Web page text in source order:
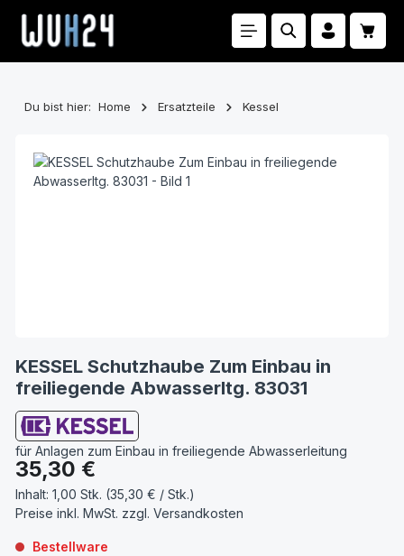
Zum Hauptinhalt springen
Du bist hier: Home Ersatzteile Kessel
KESSEL Schutzhaube Zum Einbau in
freiliegende Abwasserltg. 83031
für Anlagen zum Einbau in freiliegende Abwasserleitung
Regulärer Preis:
35,30 €
Inhalt: 1,00 Stk. (35,30 € / Stk.)
Preise inkl. MwSt. zzgl. Versandkosten
Bestellware